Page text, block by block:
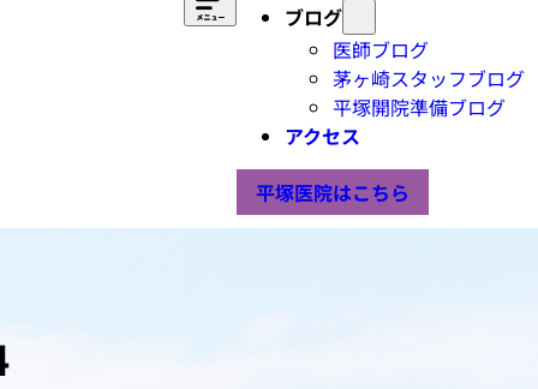
ブログ
医師ブログ
茅ヶ崎スタッフブログ
平塚開院準備ブログ
アクセス
平塚医院はこちら